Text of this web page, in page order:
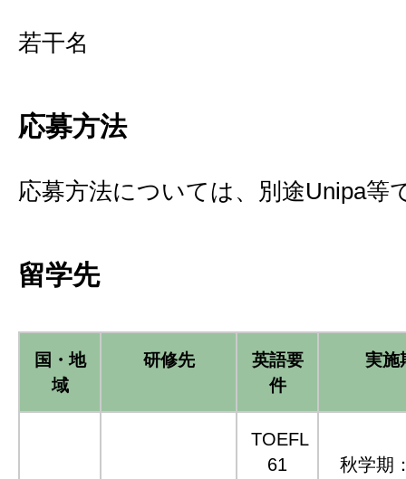
若干名
応募方法
応募方法については、別途Unipa等
留学先
国・地
域
研修先
英語要
件
実施
TOEFL
61
秋学期